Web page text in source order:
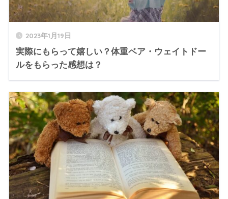
2023年1月19日
実際にもらって嬉しい？体重ベア・ウェイトドー
ルをもらった感想は？